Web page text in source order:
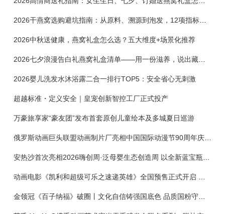
2026干燕窝选购避坑指南：从原料、溯源到泡发，12项指标判断靠谱燕窝
2026中秋送健康，燕窝礼盒怎么选？五大维度+场景化推荐
2026七夕浪漫告白礼燕窝礼盒清单——用一份滋养，说出藏在心底的爱
2026婴儿洗发水沐浴露二合一排行TOP5：安全省心无刺激
超越标准・定义安全｜皇宠创新智控工厂正式投产
万豪旅享家“豪友团”发布首套原创儿童绘本及多城夏日巡游
俄罗斯动画巨头联盟动画制片厂亮相中国国际动漫节90周年庆开启中国之旅新篇章
金领冠《百子纳福》破圈丨文化自信铸强国底色 品质国粉守护新生